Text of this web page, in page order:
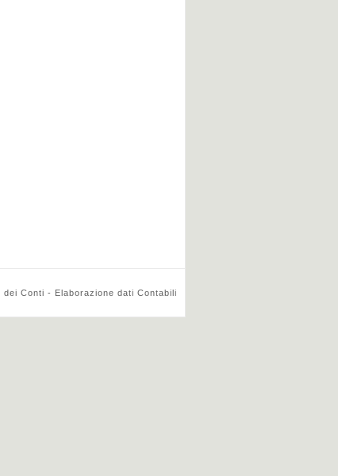
Conti - Elaborazione dati Contabili